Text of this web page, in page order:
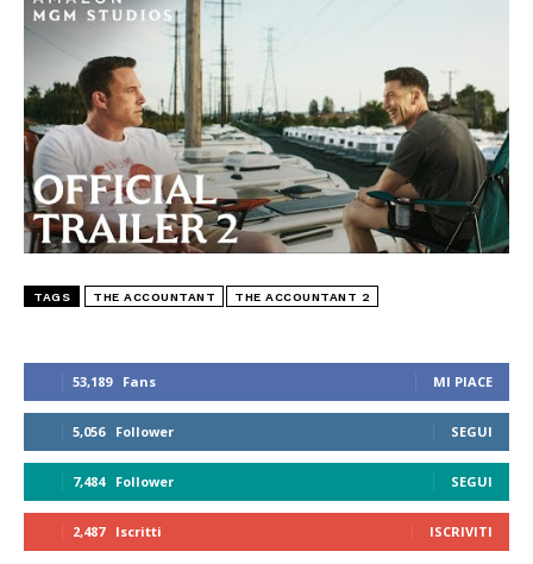
53,189 Fans MI PIACE
5,056 Follower SEGUI
7,484 Follower SEGUI
2,487 Iscritti ISCRIVITI
TAGS THE ACCOUNTANT THE ACCOUNTANT 2